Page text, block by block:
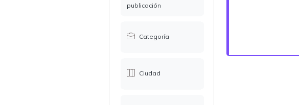
publicación
Categoría
Ciudad